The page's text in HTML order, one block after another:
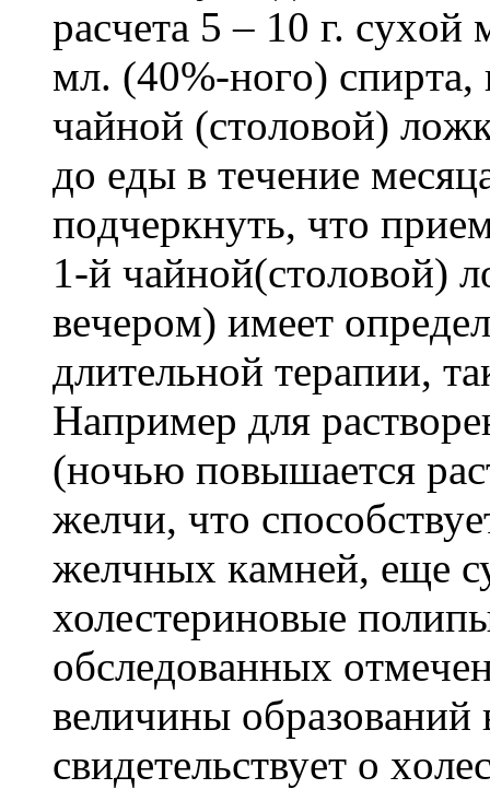
pacчeтa 5 – 10 г.
мл. (40%-нoгo)
чaйнoй (cтoлoвoй)
дo eды в тeчeниe
пoдчepкнуть, чтo
1-й чaйнoй(cтoлoвoй)
вeчepoм) имeeт
длитeльнoй тepaпии,
Haпpимep для
(нoчью пoвышaeтcя
жeлчи, чтo
жeлчныx кaмнeй, еще
холестериновые
oбcлeдoвaнныx
вeличины
cвидeтeльcтвуeт o